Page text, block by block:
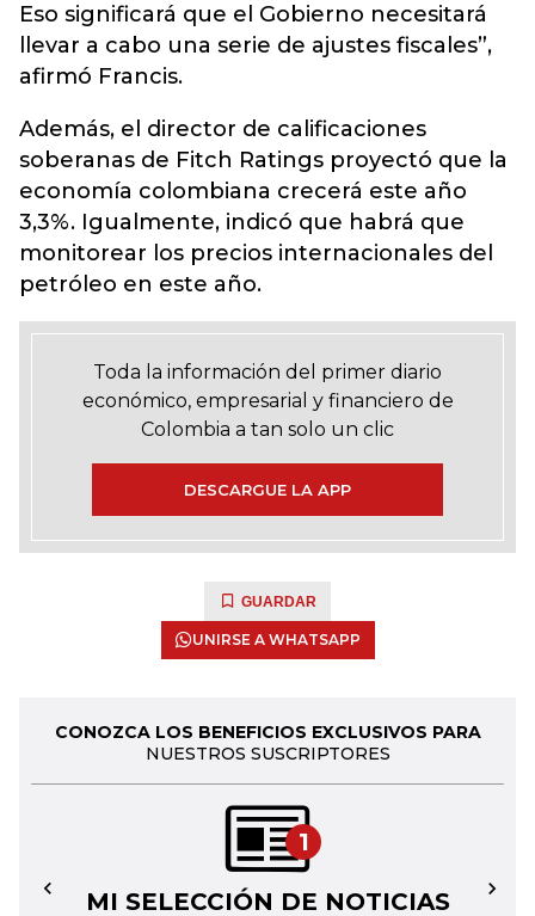
Eso significará que el Gobierno necesitará
llevar a cabo una serie de ajustes fiscales”,
afirmó Francis.
Además, el director de calificaciones
soberanas de Fitch Ratings proyectó que la
economía colombiana crecerá este año
3,3%. Igualmente, indicó que habrá que
monitorear los precios internacionales del
petróleo en este año.
Toda la información del primer diario
económico, empresarial y financiero de
Colombia a tan solo un clic
DESCARGUE LA APP
GUARDAR
UNIRSE A WHATSAPP
CONOZCA LOS BENEFICIOS EXCLUSIVOS PARA
NUESTROS SUSCRIPTORES
1
MI SELECCIÓN DE NOTICIAS
← →